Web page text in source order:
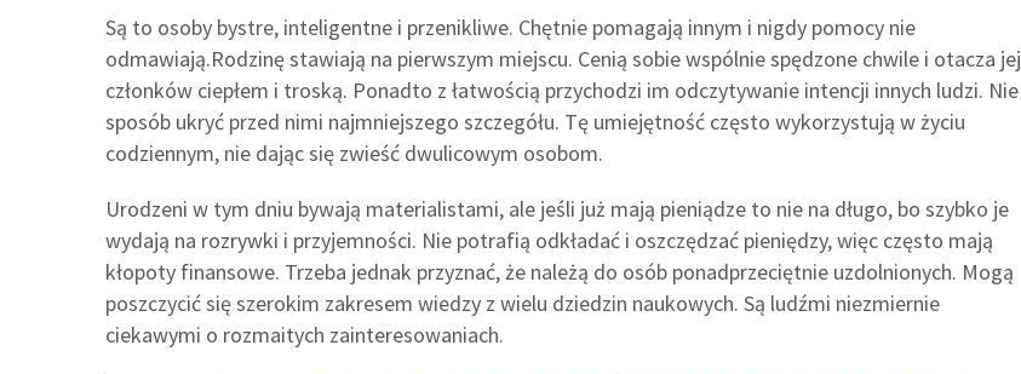
Są to osoby bystre, inteligentne i przenikliwe. Chętnie pomagają innym i nigdy pomocy nie
odmawiają.Rodzinę stawiają na pierwszym miejscu. Cenią sobie wspólnie spędzone chwile i otacza jej
członków ciepłem i troską. Ponadto z łatwością przychodzi im odczytywanie intencji innych ludzi. Nie
sposób ukryć przed nimi najmniejszego szczegółu. Tę umiejętność często wykorzystują w życiu
codziennym, nie dając się zwieść dwulicowym osobom.
Urodzeni w tym dniu bywają materialistami, ale jeśli już mają pieniądze to nie na długo, bo szybko je
wydają na rozrywki i przyjemności. Nie potrafią odkładać i oszczędzać pieniędzy, więc często mają
kłopoty finansowe. Trzeba jednak przyznać, że należą do osób ponadprzeciętnie uzdolnionych. Mogą
poszczycić się szerokim zakresem wiedzy z wielu dziedzin naukowych. Są ludźmi niezmiernie
ciekawymi o rozmaitych zainteresowaniach.